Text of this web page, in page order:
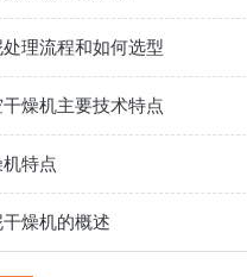
理流程和如何选型
燥机主要技术特点
特点
燥机的概述